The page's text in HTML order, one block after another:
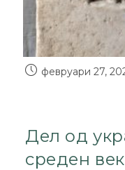
февруари 27,
Дел од
среден